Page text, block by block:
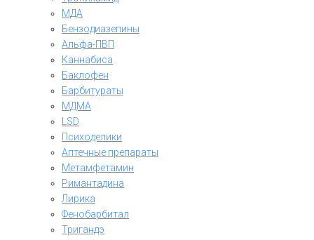
МДА
Бензодиазепины
Альфа-ПВП
Каннабиса
Баклофен
Барбитураты
МДМА
LSD
Психоделики
Аптечные препараты
Метамфетамин
Римантадина
Лирика
Фенобарбитал
Тригандэ